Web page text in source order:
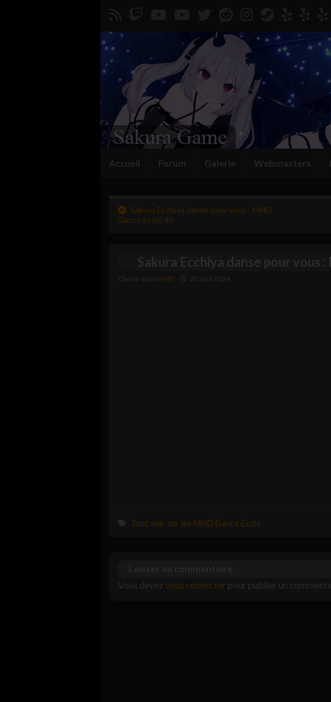
Accueil Forum Galerie Webmasters
Sakura Ecchiya danse pour vous : MMD
Dance Ecchi 40
Sakura Ecchiya danse pour vous
Classé dans MMD 20 avril 2024
Tout voir sur les MMD Dance Ecchi
Vous devez vous connecter pour publier un